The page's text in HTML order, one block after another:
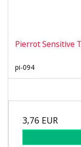
Pierrot Sensitive
pi-094
3,76 EUR